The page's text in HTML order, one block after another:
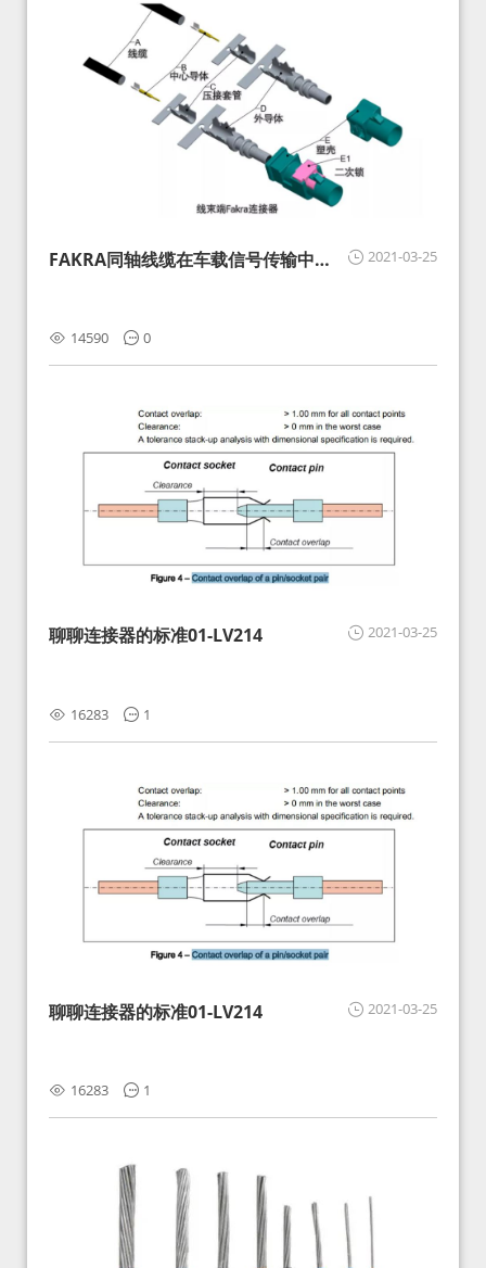
2021-03-25
FAKRA同轴线缆在车载信号传输中的
14590 0
2021-03-25
聊聊连接器的标准01-LV214
16283 1
2021-03-25
聊聊连接器的标准01-LV214
16283 1